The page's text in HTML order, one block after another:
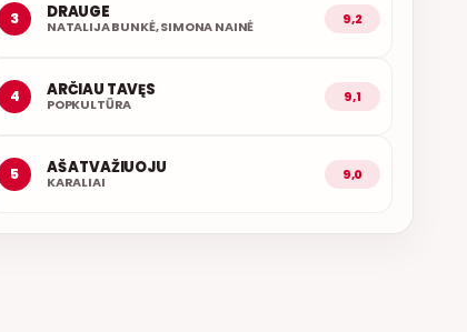
3 DRAUGE
NATALIJA BUNKĖ, SIMONA NAINĖ 9,2
4 ARČIAU TAVĘS
POPKULTŪRA 9,1
5 AŠ ATVAŽIUOJU
KARALIAI 9,0